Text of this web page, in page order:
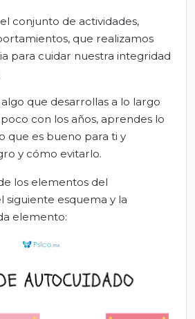
el conjunto de actividades,
que realizamos
para cuidar nuestra integridad
que desarrollas a lo largo
con los años, aprendes lo
que es bueno para ti y
y cómo evitarlo.
los elementos del
siguiente esquema y la
elemento: